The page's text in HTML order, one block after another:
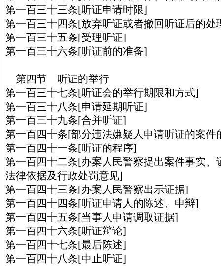
第一百三十三条[听证申请时限]
第一百三十四条[放弃听证或者撤回听证后的处
第一百三十五条[受理听证]
第一百三十六条[听证前的准备]
第四节 听证的举行
第一百三十七条[听证会的举行期限和方式]
第一百三十八条[申请延期听证]
第一百三十九条[合并听证]
第一百四十条[部分违法嫌疑人申请听证的案件
第一百四十一条[听证的程序]
第一百四十二条[办案人民警察提出案件事实、
法律依据及行政处罚意见]
第一百四十三条[办案人民警察出示证据]
第一百四十四条[听证申请人的陈述、申辩]
第一百四十五条[当事人申请调取证据]
第一百四十六条[听证辩论]
第一百四十七条[最后陈述]
第一百四十八条[中止听证]